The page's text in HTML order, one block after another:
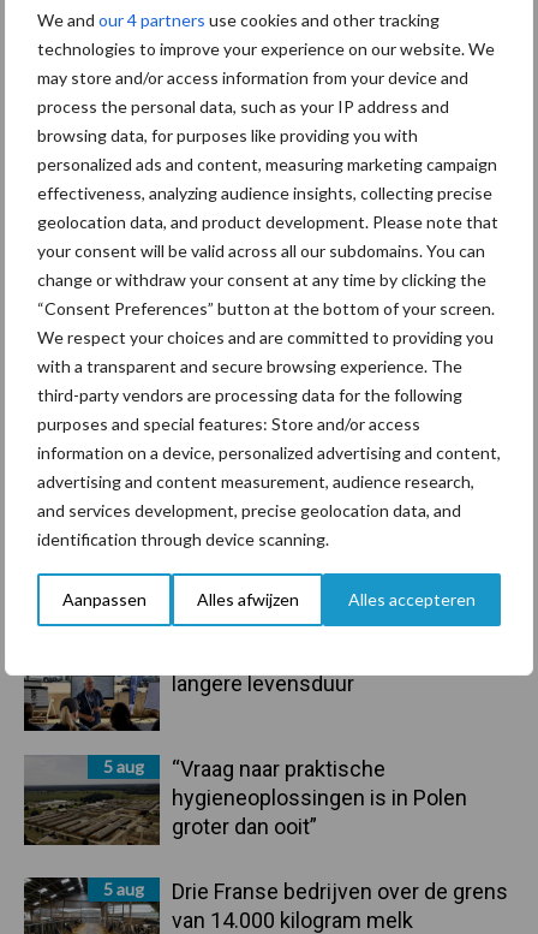
We and our 4 partners use cookies and other tracking
technologies to improve your experience on our website. We
may store and/or access information from your device and
process the personal data, such as your IP address and
browsing data, for purposes like providing you with
personalized ads and content, measuring marketing campaign
effectiveness, analyzing audience insights, collecting precise
geolocation data, and product development. Please note that
your consent will be valid across all our subdomains. You can
change or withdraw your consent at any time by clicking the
“Consent Preferences” button at the bottom of your screen.
We respect your choices and are committed to providing you
with a transparent and secure browsing experience. The
third-party vendors are processing data for the following
purposes and special features: Store and/or access
information on a device, personalized advertising and content,
advertising and content measurement, audience research,
and services development, precise geolocation data, and
identification through device scanning.
Aanpassen Alles afwijzen Alles accepteren
Primaire
Sidebar
Recent nieuws Partner nieuws
6 aug
ForFarmers ziet volume en
Nederlandse markt
langere levensduur
5 aug
“Vraag naar praktische
hygieneoplossingen is in Polen
groter dan ooit”
5 aug
Drie Franse bedrijven over de grens
van 14.000 kilogram melk
Diergezondheid Bemesting Fokkerij
Bedrijfsnieuws
Ligbox &
Voerhekken
Toon meer